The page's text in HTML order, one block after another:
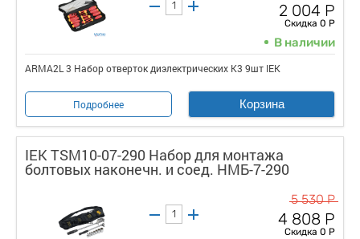
2 004 Р
Скидка 0 Р
В наличии
ARMA2L 3 Набор отверток диэлектрических K3 9шт IEK
Подробнее Корзина
IEK TSM10-07-290 Набор для монтажа
болтовых наконечн. и соед. НМБ-7-290
5 530 Р
4 808 Р
Скидка 0 Р